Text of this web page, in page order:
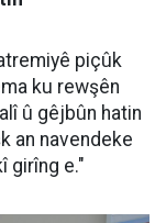
piçûk
ku rewşên
û gêjbûn hatin
an navendeke
girîng e."